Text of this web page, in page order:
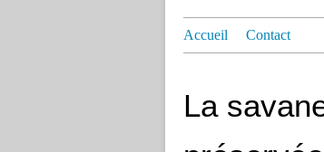
Accueil Contact
La